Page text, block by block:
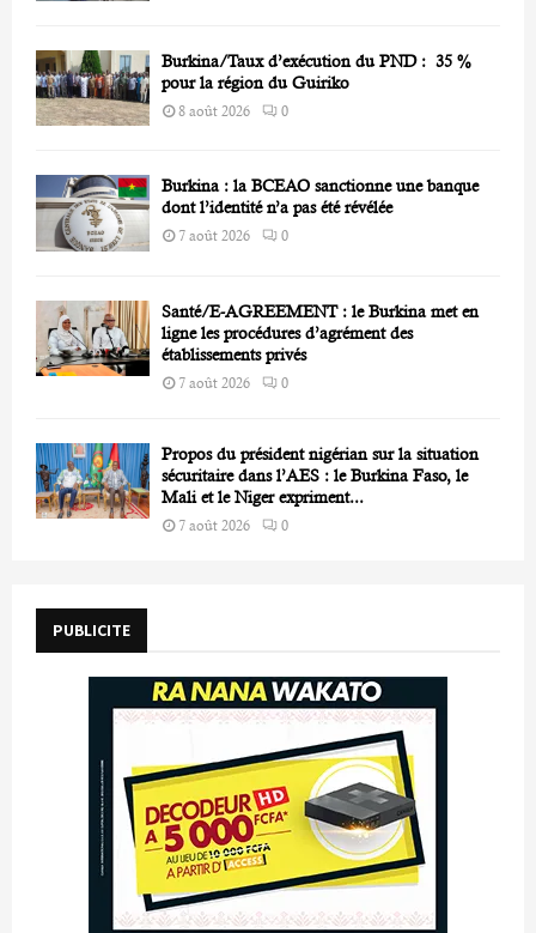
Burkina/Taux d’exécution du PND : 35 %
pour la région du Guiriko
8 août 2026 0
Burkina : la BCEAO sanctionne une banque
dont l’identité n’a pas été révélée
7 août 2026 0
Santé/E-AGREEMENT : le Burkina met en
ligne les procédures d’agrément des
établissements privés
7 août 2026 0
Propos du président nigérian sur la situation
sécuritaire dans l’AES : le Burkina Faso, le
Mali et le Niger expriment...
7 août 2026 0
PUBLICITE